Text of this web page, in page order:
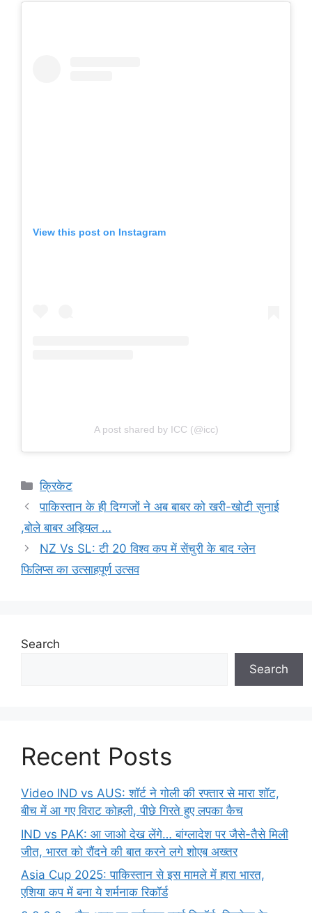
View this post on Instagram
A post shared by ICC (@icc)
Categories
क्रिकेट
पाकिस्तान के ही दिग्गजों ने अब बाबर को खरी-खोटी सुनाई
,बोले बाबर अड़ियल …
NZ Vs SL: टी 20 विश्व कप में सेंचुरी के बाद ग्लेन
फिलिप्स का उत्साहपूर्ण उत्सव
Search
Search
Recent Posts
Video IND vs AUS: शॉर्ट ने गोली की रफ्तार से मारा शॉट,
बीच में आ गए विराट कोहली, पीछे गिरते हुए लपका कैच
IND vs PAK: आ जाओ देख लेंगे… बांग्लादेश पर जैसे-तैसे मिली
जीत, भारत को रौंदने की बात करने लगे शोएब अख्तर
Asia Cup 2025: पाकिस्तान से इस मामले में हारा भारत,
एशिया कप में बना ये शर्मनाक रिकॉर्ड